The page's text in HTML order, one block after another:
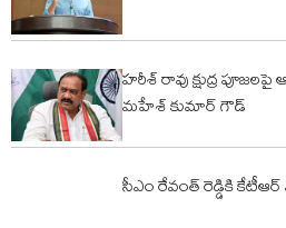
హరీశ్ రావు క్షుద్ర
మహేశ్ కుమార్ గౌడ్
సీఎం రేవంత్ రెడ్డికి